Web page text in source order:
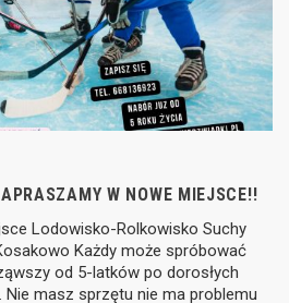
W NOWE MIEJSCE!!
Lodowisko-Rolkowisko Suchy
Każdy może spróbować
od 5-latków po dorosłych
masz sprzętu nie ma problemu